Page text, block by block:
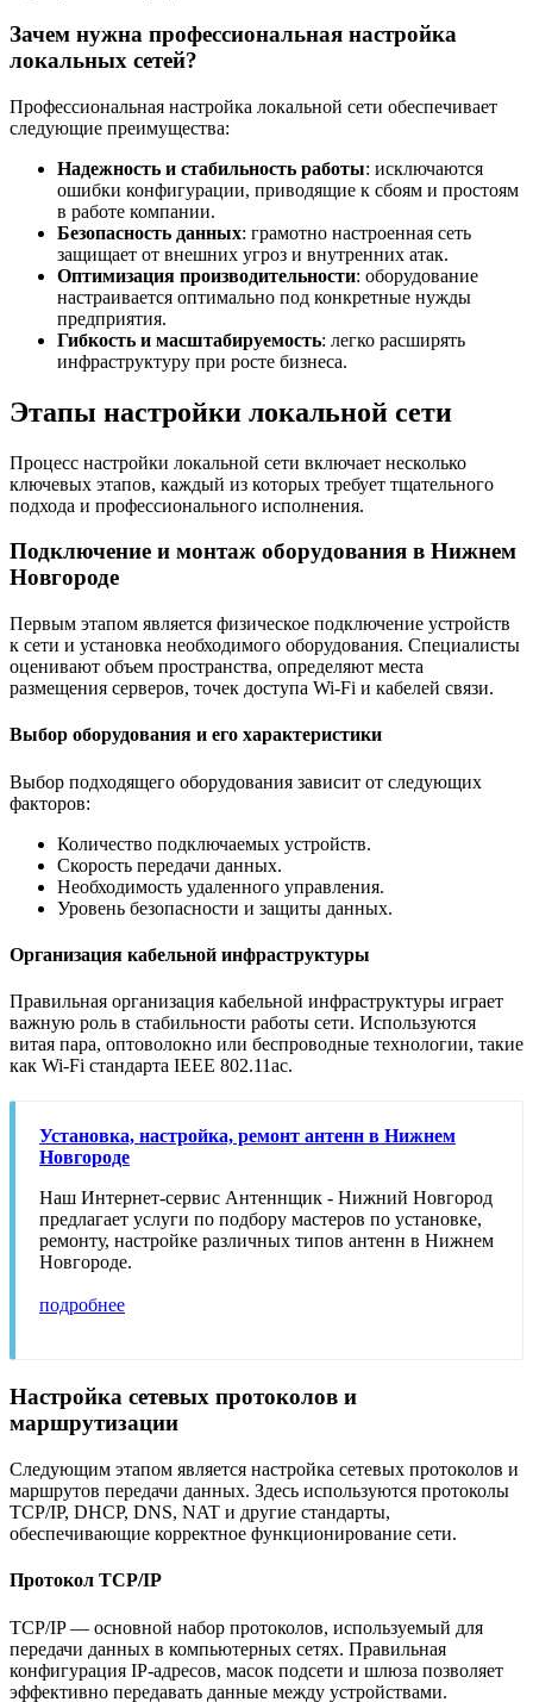
Зачем нужна профессиональная настройка
локальных сетей?
Профессиональная настройка локальной сети обеспечивает
следующие преимущества:
Надежность и стабильность работы: исключаются
ошибки конфигурации, приводящие к сбоям и простоям
в работе компании.
Безопасность данных: грамотно настроенная сеть
защищает от внешних угроз и внутренних атак.
Оптимизация производительности: оборудование
настраивается оптимально под конкретные нужды
предприятия.
Гибкость и масштабируемость: легко расширять
инфраструктуру при росте бизнеса.
Этапы настройки локальной сети
Процесс настройки локальной сети включает несколько
ключевых этапов, каждый из которых требует тщательного
подхода и профессионального исполнения.
Подключение и монтаж оборудования в Нижнем
Новгороде
Первым этапом является физическое подключение устройств
к сети и установка необходимого оборудования. Специалисты
оценивают объем пространства, определяют места
размещения серверов, точек доступа Wi-Fi и кабелей связи.
Выбор оборудования и его характеристики
Выбор подходящего оборудования зависит от следующих
факторов:
Количество подключаемых устройств.
Скорость передачи данных.
Необходимость удаленного управления.
Уровень безопасности и защиты данных.
Организация кабельной инфраструктуры
Правильная организация кабельной инфраструктуры играет
важную роль в стабильности работы сети. Используются
витая пара, оптоволокно или беспроводные технологии, такие
как Wi-Fi стандарта IEEE 802.11ac.
Установка, настройка, ремонт антенн в Нижнем
Новгороде
Наш Интернет-сервис Антеннщик - Нижний Новгород
предлагает услуги по подбору мастеров по установке,
ремонту, настройке различных типов антенн в Нижнем
Новгороде.
подробнее
Настройка сетевых протоколов и
маршрутизации
Следующим этапом является настройка сетевых протоколов и
маршрутов передачи данных. Здесь используются протоколы
TCP/IP, DHCP, DNS, NAT и другие стандарты,
обеспечивающие корректное функционирование сети.
Протокол TCP/IP
TCP/IP — основной набор протоколов, используемый для
передачи данных в компьютерных сетях. Правильная
конфигурация IP-адресов, масок подсети и шлюза позволяет
эффективно передавать данные между устройствами.